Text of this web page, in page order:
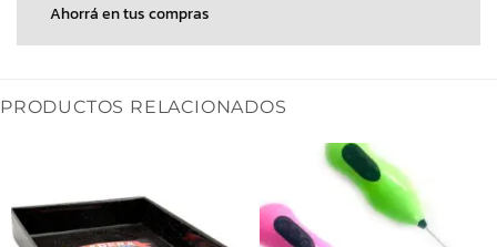
Ahorrá en tus compras
PRODUCTOS RELACIONADOS